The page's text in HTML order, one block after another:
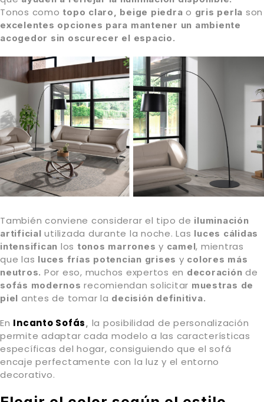
Tonos como topo claro, beige piedra o gris perla son
excelentes opciones para mantener un ambiente
acogedor sin oscurecer el espacio.
También conviene considerar el tipo de iluminación
artificial utilizada durante la noche. Las luces cálidas
intensifican los tonos marrones y camel, mientras
que las luces frías potencian grises y colores más
neutros. Por eso, muchos expertos en decoración de
sofás modernos recomiendan solicitar muestras de
piel antes de tomar la decisión definitiva.
En Incanto Sofás, la posibilidad de personalización
permite adaptar cada modelo a las características
específicas del hogar, consiguiendo que el sofá
encaje perfectamente con la luz y el entorno
decorativo.